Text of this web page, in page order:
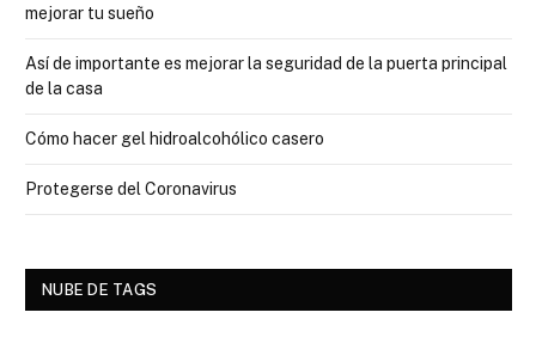
mejorar tu sueño
Así de importante es mejorar la seguridad de la puerta principal
de la casa
Cómo hacer gel hidroalcohólico casero
Protegerse del Coronavirus
NUBE DE TAGS